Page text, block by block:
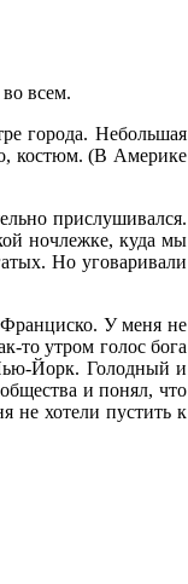
всем.
города. Небольшая
костюм. (В Америке
прислушивался.
ночлежке, куда мы
Но уговаривали
У меня не
то утром голос бога
Йорк. Голодный и
и понял, что
не хотели пустить к